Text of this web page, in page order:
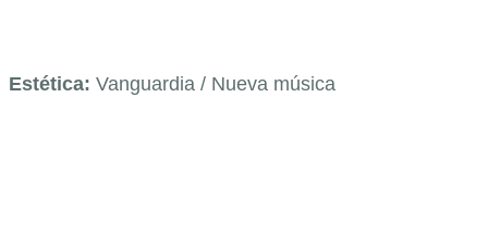
Estética: Vanguardia / Nueva música